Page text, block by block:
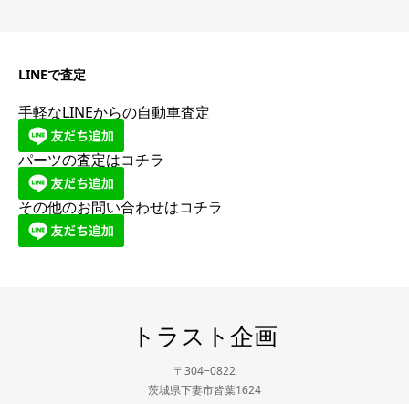
LINEで査定
手軽なLINEからの自動車査定
パーツの査定はコチラ
その他のお問い合わせはコチラ
トラスト企画
〒304−0822
茨城県下妻市皆葉1624